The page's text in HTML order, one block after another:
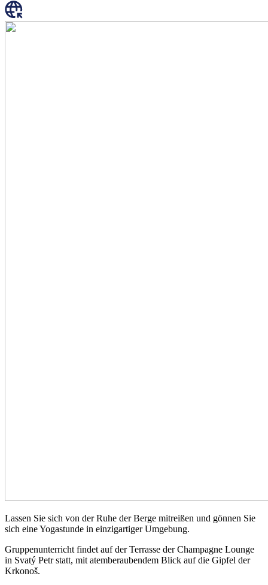
Lassen Sie sich von der Ruhe der Berge mitreißen und gönnen Sie
sich eine Yogastunde in einzigartiger Umgebung.
Gruppenunterricht findet auf der Terrasse der Champagne Lounge
in Svatý Petr statt, mit atemberaubendem Blick auf die Gipfel der
Krkonoš.